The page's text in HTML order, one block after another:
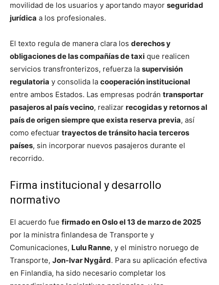
movilidad de los usuarios y aportando mayor seguridad
jurídica a los profesionales.
El texto regula de manera clara los derechos y
obligaciones de las compañías de taxi que realicen
servicios transfronterizos, refuerza la supervisión
regulatoria y consolida la cooperación institucional
entre ambos Estados. Las empresas podrán transportar
pasajeros al país vecino, realizar recogidas y retornos al
país de origen siempre que exista reserva previa, así
como efectuar trayectos de tránsito hacia terceros
países, sin incorporar nuevos pasajeros durante el
recorrido.
Firma institucional y desarrollo
normativo
El acuerdo fue firmado en Oslo el 13 de marzo de 2025
por la ministra finlandesa de Transporte y
Comunicaciones, Lulu Ranne, y el ministro noruego de
Transporte, Jon-Ivar Nygård. Para su aplicación efectiva
en Finlandia, ha sido necesario completar los